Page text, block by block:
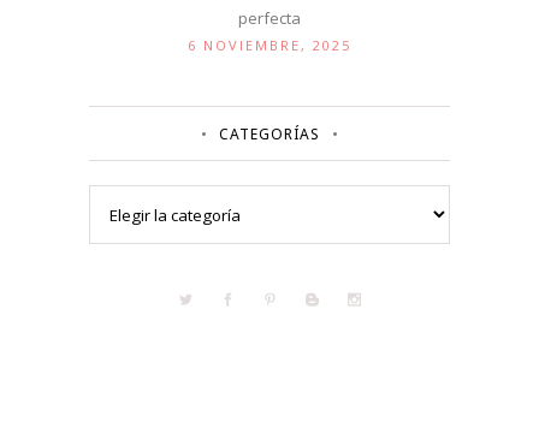
perfecta
6 NOVIEMBRE, 2025
CATEGORÍAS